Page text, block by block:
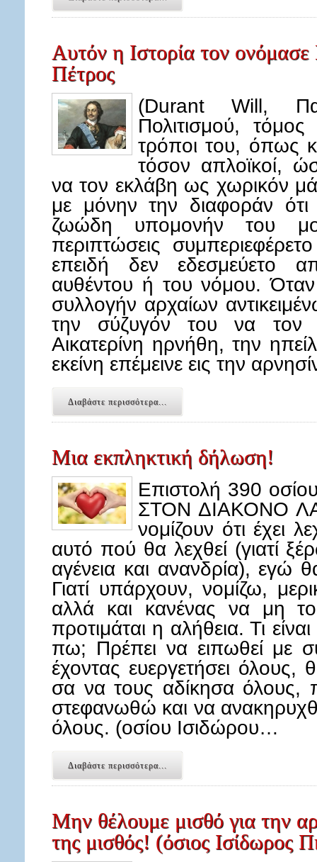
Αυτόν η Ιστορία τον
Πέτρος
(Durant Will,
Πολιτισμού,
τρόποι του, όπως
τόσον απλοϊκοί,
να τον εκλάβη ως χωρικόν
με μόνην την διαφοράν
ζωώδη υπομονήν του
περιπτώσεις
επειδή δεν εδεσμεύετο
αυθέντου ή του νόμου. Όταν
συλλογήν αρχαίων
την σύζυγόν του να
Αικατερίνη ηρνήθη, την
εκείνη επέμεινε εις την
Διαβάστε περισσότερα...
Μια εκπληκτική δήλωση!
Επιστολή 390
ΣΤΟΝ ΔΙΑΚΟΝΟ
νομίζουν ότι έχει
αυτό πού θα λεχθεί (γιατί
αγένεια και ανανδρία),
Γιατί υπάρχουν, νομίζω,
αλλά και κανένας να μη
προτιμάται η αλήθεια. Τι
πω; Πρέπει να ειπωθεί με
έχοντας ευεργετήσει
σα να τους αδίκησα όλους,
στεφανωθώ και να
όλους. (οσίου Ισιδώρου…
Διαβάστε περισσότερα...
Μην θέλουμε μισθό για την
της μισθός! (όσιος Ισίδωρος